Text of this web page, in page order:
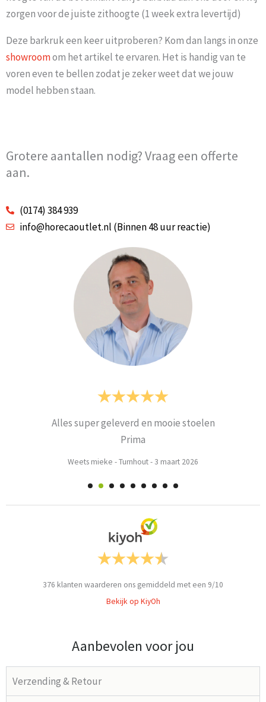
zorgen voor de juiste zithoogte (1 week extra levertijd)
Deze barkruk een keer uitproberen? Kom dan langs in onze
showroomom het artikel te ervaren. Het is handig van te
voren even te bellen zodat je zeker weet dat we jouw
model hebben staan.
Grotere aantallen nodig? Vraag een offerte
aan.
(0174) 384 939
info@horecaoutlet.nl (Binnen 48 uur reactie)
Alles super geleverd en mooie stoelen
Prima
Weets mieke -Turnhout- 3 maart 2026
376 klanten waarderen ons gemiddeld met een 9/10
Bekijk op KiyOh
Aanbevolen voor jou
Verzending & Retour